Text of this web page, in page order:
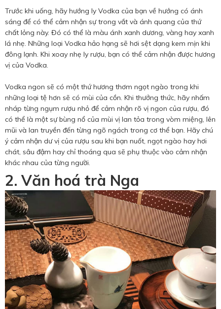
Trước khi uống, hãy hướng ly Vodka của bạn về hướng có ánh
sáng để có thể cảm nhận sự trong vắt và ánh quang của thứ
chất lỏng này. Đó có thể là màu ánh xanh dương, vàng hay xanh
lá nhẹ. Những loại Vodka hảo hạng sẽ hơi sệt dạng kem mịn khi
đông lạnh. Khi xoay nhẹ ly rượu, bạn có thể cảm nhận được hương
vị của Vodka.
Vodka ngon sẽ có một thứ hương thơm ngọt ngào trong khi
những loại tệ hơn sẽ có mùi của cồn. Khi thưởng thức, hãy nhấm
nháp từng ngụm rượu nhỏ để cảm nhận rõ vị ngon của rượu, đó
có thể là một sự bùng nổ của mùi vị lan tỏa trong vòm miệng, lên
mũi và lan truyền đến từng ngõ ngách trong cơ thể bạn. Hãy chú
ý cảm nhận dư vị của rượu sau khi bạn nuốt, ngọt ngào hay hơi
chát, sâu đậm hay chỉ thoáng qua sẽ phụ thuộc vào cảm nhận
khác nhau của từng người.
2. Văn hoá trà Nga